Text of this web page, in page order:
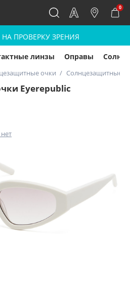
0
ПРОВЕРКУ ЗРЕНИЯ
линзы Оправы
очки Солнцезащитные
Eyerepublic